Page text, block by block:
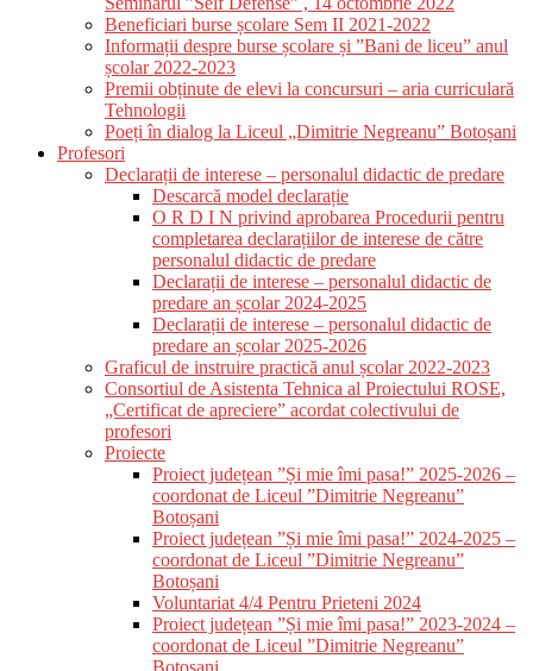
Beneficiari burse școlare Sem II 2021-2022
Informații despre burse școlare și ”Bani de liceu” anul
școlar 2022-2023
Premii obținute de elevi la concursuri – aria curriculară
Tehnologii
Poeți în dialog la Liceul „Dimitrie Negreanu” Botoșani
Profesori
Declarații de interese – personalul didactic de predare
Descarcă model declarație
O R D I N privind aprobarea Procedurii pentru
completarea declarațiilor de interese de către
personalul didactic de predare
Declarații de interese – personalul didactic de
predare an școlar 2024-2025
Declarații de interese – personalul didactic de
predare an școlar 2025-2026
Graficul de instruire practică anul școlar 2022-2023
Consortiul de Asistenta Tehnica al Proiectului ROSE,
„Certificat de apreciere” acordat colectivului de
profesori
Proiecte
Proiect județean ”Și mie îmi pasa!” 2025-2026 –
coordonat de Liceul ”Dimitrie Negreanu”
Botoșani
Proiect județean ”Și mie îmi pasa!” 2024-2025 –
coordonat de Liceul ”Dimitrie Negreanu”
Botoșani
Voluntariat 4/4 Pentru Prieteni 2024
Proiect județean ”Și mie îmi pasa!” 2023-2024 –
coordonat de Liceul ”Dimitrie Negreanu”
Botoșani